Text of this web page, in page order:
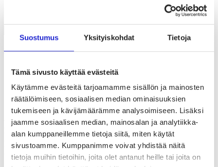
Suostumus Yksityiskohdat Tietoja
Tämä sivusto käyttää evästeitä
Käytämme evästeitä tarjoamamme sisällön ja mainosten
räätälöimiseen, sosiaalisen median ominaisuuksien
tukemiseen ja kävijämäärämme analysoimiseen. Lisäksi
jaamme sosiaalisen median, mainosalan ja analytiikka-
alan kumppaneillemme tietoja siitä, miten käytät
sivustoamme. Kumppanimme voivat yhdistää näitä
tietoja muihin tietoihin, joita olet antanut heille tai joita on
Alan yritykset Suomessa – tutustu jäseniimme
Uutishuone
EU kieltää myymättömien vaatteiden ja kenkien tuhoamisen –
mitä yritysten on hyvä tietää?
24.02.2026
Vastuullisuus & kiertotalous
EU kieltää myymättömien vaatteiden ja
kenkien tuhoamisen – mitä yritysten on
hyvä tietää?